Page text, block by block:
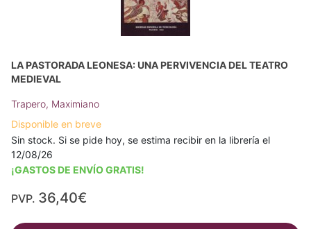
LA PASTORADA LEONESA: UNA PERVIVENCIA DEL TEATRO
MEDIEVAL
Trapero, Maximiano
Disponible en breve
Sin stock. Si se pide hoy, se estima recibir en la librería el
12/08/26
¡GASTOS DE ENVÍO GRATIS!
PVP. 36,40€